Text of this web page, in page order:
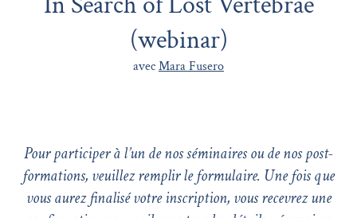
(webinar)
avecMara Fusero
Pour participer à l’un de nos séminaires ou de nos post-
formations, veuillez remplir le formulaire. Une fois que
vous aurez finalisé votre inscription, vous recevrez une